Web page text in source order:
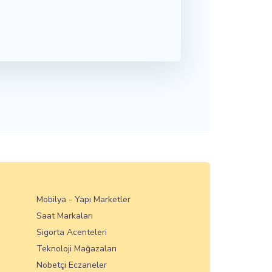
Mobilya - Yapı Marketler
Saat Markaları
Sigorta Acenteleri
Teknoloji Mağazaları
Nöbetçi Eczaneler